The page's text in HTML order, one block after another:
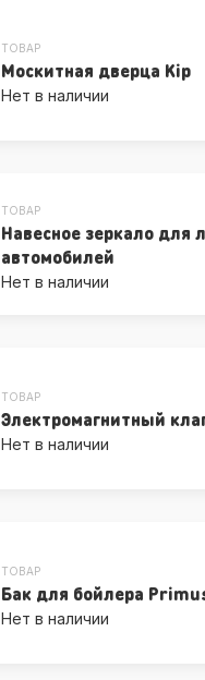
ТОВАР
Москитная дверца Kip
Нет в наличии
ТОВАР
Навесное зеркало для
автомобилей
Нет в наличии
ТОВАР
Электромагнитный
Нет в наличии
ТОВАР
Бак для бойлера
Нет в наличии